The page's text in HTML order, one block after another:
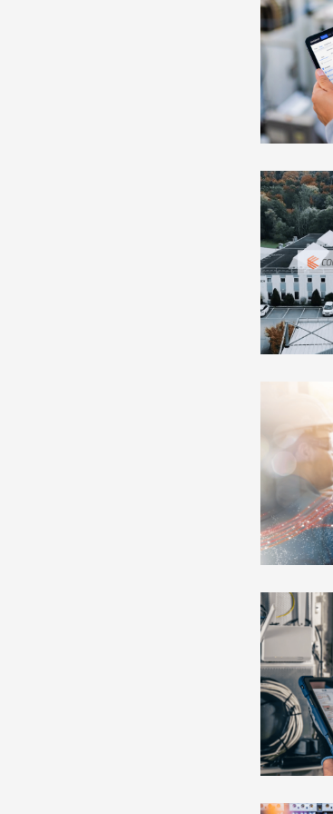
Lees
meer
over
Lees
meer
over
Lees
meer
over
Lees
meer
over